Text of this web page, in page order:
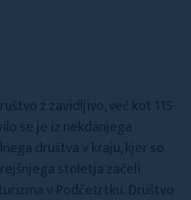
z zavidljivo, več kot 115-
se je iz nekdanjega
društva v kraju, kjer so
stoletja začeli
v Podčetrtku. Društvo